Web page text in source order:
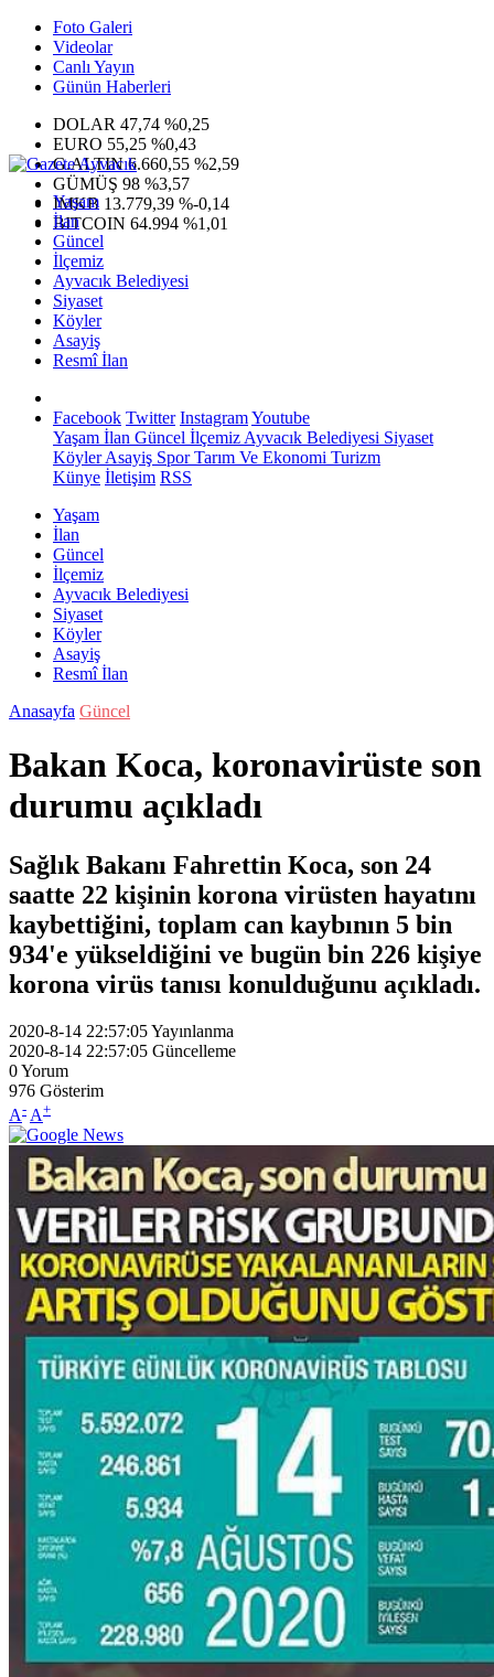
Foto Galeri
Videolar
Canlı Yayın
Günün Haberleri
DOLAR 47,74 %0,25
EURO 55,25 %0,43
G.ALTIN6.660,55 %2,59
GÜMÜŞ 98 %3,57
IMKB 13.779,39 %-0,14
BITCOIN 64.994 %1,01
Yaşam
İlan
Güncel
İlçemiz
Ayvacık Belediyesi
Siyaset
Köyler
Asayiş
Resmî İlan
Facebook Twitter InstagramYoutube
Yaşam İlan Güncel İlçemiz Ayvacık Belediyesi Siyaset
KöylerAsayiş SporTarım Ve Ekonomi Turizm
Künye İletişim RSS
Yaşam
İlan
Güncel
İlçemiz
Ayvacık Belediyesi
Siyaset
Köyler
Asayiş
Resmî İlan
Anasayfa Güncel
Bakan Koca, koronavirüste son
durumu açıkladı
Sağlık Bakanı Fahrettin Koca, son 24
saatte 22 kişinin korona virüsten hayatını
kaybettiğini, toplam can kaybının 5 bin
934'e yükseldiğini ve bugün bin 226 kişiye
korona virüs tanısı konulduğunu açıkladı.
2020-8-14 22:57:05Yayınlanma
2020-8-14 22:57:05 Güncelleme
0Yorum
976 Gösterim
A- A+